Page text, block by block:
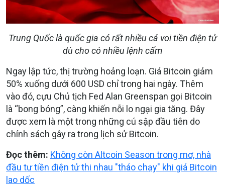
Trung Quốc là quốc gia có rất nhiều cá voi tiền điện tử
dù cho có nhiều lệnh cấm
Ngay lập tức, thị trường hoảng loạn. Giá Bitcoin giảm
50% xuống dưới 600 USD chỉ trong hai ngày. Thêm
vào đó, cựu Chủ tịch Fed Alan Greenspan gọi Bitcoin
là “bong bóng”, càng khiến nỗi lo ngại gia tăng. Đây
được xem là một trong những cú sập đầu tiên do
chính sách gây ra trong lịch sử Bitcoin.
Đọc thêm: Không còn Altcoin Season trong mơ, nhà
đầu tư tiền điện tử thi nhau "tháo chạy" khi giá Bitcoin
lao dốc